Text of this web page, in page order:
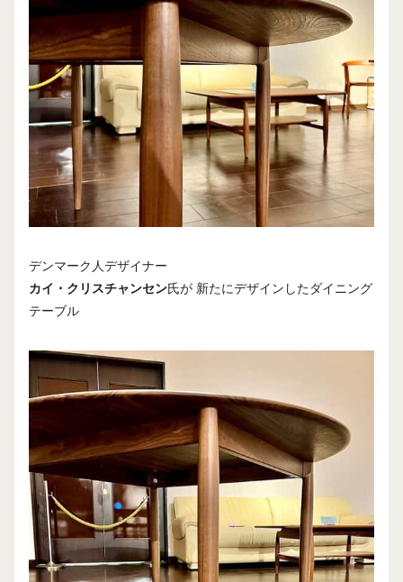
デンマーク人デザイナー
カイ・クリスチャンセン氏が 新たにデザインしたダイニング
テーブル